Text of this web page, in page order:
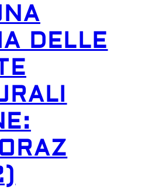
DELLE